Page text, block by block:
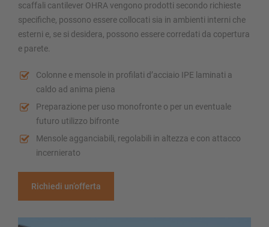
scaffali cantilever OHRA vengono prodotti secondo richieste
specifiche, possono essere collocati sia in ambienti interni che
esterni e, se si desidera, possono essere corredati da copertura
e parete.
Colonne e mensole in profilati d’acciaio IPE laminati a
caldo ad anima piena
Preparazione per uso monofronte o per un eventuale
futuro utilizzo bifronte
Mensole agganciabili, regolabili in altezza e con attacco
incernierato
Richiedi un’offerta